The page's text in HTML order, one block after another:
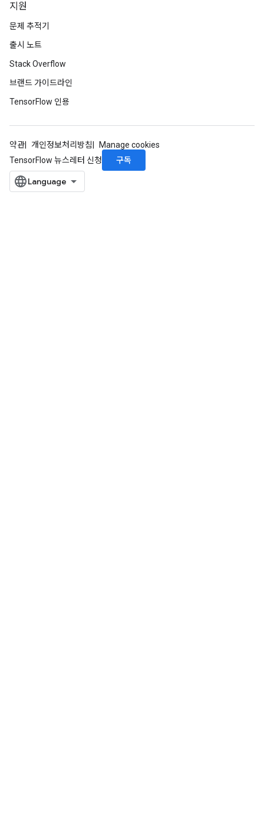
지원
문제 추적기
출시 노트
Stack Overflow
브랜드 가이드라인
TensorFlow 인용
약관 개인정보처리방침
Manage cookies
TensorFlow 뉴스레터 신청
구독